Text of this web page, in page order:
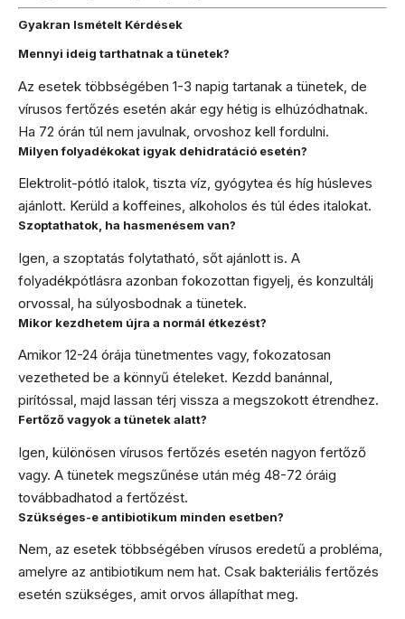
Gyakran Ismételt Kérdések
Mennyi ideig tarthatnak a tünetek?
Az esetek többségében 1-3 napig tartanak a tünetek, de
vírusos fertőzés esetén akár egy hétig is elhúzódhatnak.
Ha 72 órán túl nem javulnak, orvoshoz kell fordulni.
Milyen folyadékokat igyak dehidratáció esetén?
Elektrolit-pótló italok, tiszta víz, gyógytea és híg húsleves
ajánlott. Kerüld a koffeines, alkoholos és túl édes italokat.
Szoptathatok, ha hasmenésem van?
Igen, a szoptatás folytatható, sőt ajánlott is. A
folyadékpótlásra azonban fokozottan figyelj, és konzultálj
orvossal, ha súlyosbodnak a tünetek.
Mikor kezdhetem újra a normál étkezést?
Amikor 12-24 órája tünetmentes vagy, fokozatosan
vezetheted be a könnyű ételeket. Kezdd banánnal,
pirítóssal, majd lassan térj vissza a megszokott étrendhez.
Fertőző vagyok a tünetek alatt?
Igen, különösen vírusos fertőzés esetén nagyon fertőző
vagy. A tünetek megszűnése után még 48-72 óráig
továbbadhatod a fertőzést.
Szükséges-e antibiotikum minden esetben?
Nem, az esetek többségében vírusos eredetű a probléma,
amelyre az antibiotikum nem hat. Csak bakteriális fertőzés
esetén szükséges, amit orvos állapíthat meg.